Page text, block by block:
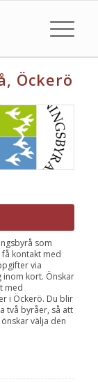
Öckerö
som
kontakt med
via
inom kort. Önskar
med
i Öckerö. Du blir
två byråer, så att
välja den